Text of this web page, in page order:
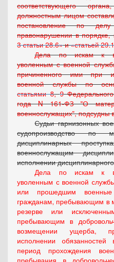
соответствующего
должностным лицом
постановление по
правонарушении в
3 статьи 28.6 и статьей
Дела по искам к
уволенным с военной
причиненного ими при
военной службы по
статьями 8,9
года N 161-ФЗ "О
военнослужащих", подсудны
Судьи гарнизонных
судопроизводство по
дисциплинарных
военнослужащим
исполнении
Дела по искам к
уволенным с военной
или прошедшим
гражданам, пребывающим в
резерве или
пребывающим в
возмещении ущерба,
исполнении
период прохождения